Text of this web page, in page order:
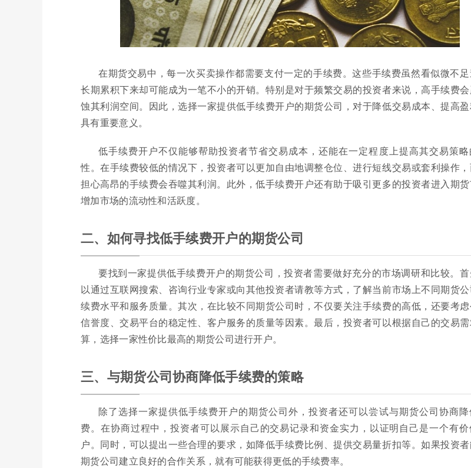
在期货交易中，每一次买卖操作都需要支付一定的手续费。这些手续费虽然看似微不
长期累积下来却可能成为一笔不小的开销。特别是对于频繁交易的投资者来说，高手续费
蚀其利润空间。因此，选择一家提供低手续费开户的期货公司，对于降低交易成本、提高
具有重要意义。
低手续费开户不仅能够帮助投资者节省交易成本，还能在一定程度上提高其交易策
性。在手续费较低的情况下，投资者可以更加自由地调整仓位、进行短线交易或套利操作
担心高昂的手续费会吞噬其利润。此外，低手续费开户还有助于吸引更多的投资者进入期货
增加市场的流动性和活跃度。
二、如何寻找低手续费开户的期货公司
要找到一家提供低手续费开户的期货公司，投资者需要做好充分的市场调研和比较。
以通过互联网搜索、咨询行业专家或向其他投资者请教等方式，了解当前市场上不同期货
续费水平和服务质量。其次，在比较不同期货公司时，不仅要关注手续费的高低，还要考
信誉度、交易平台的稳定性、客户服务的质量等因素。最后，投资者可以根据自己的交易
算，选择一家性价比最高的期货公司进行开户。
三、与期货公司协商降低手续费的策略
除了选择一家提供低手续费开户的期货公司外，投资者还可以尝试与期货公司协商
费。在协商过程中，投资者可以展示自己的交易记录和资金实力，以证明自己是一个有
户。同时，可以提出一些合理的要求，如降低手续费比例、提供交易量折扣等。如果投资
期货公司建立良好的合作关系，就有可能获得更低的手续费率。